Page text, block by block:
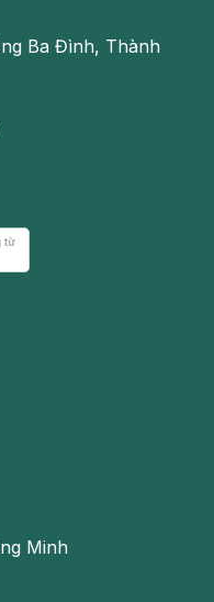
Ba Đình, Thành
Minh